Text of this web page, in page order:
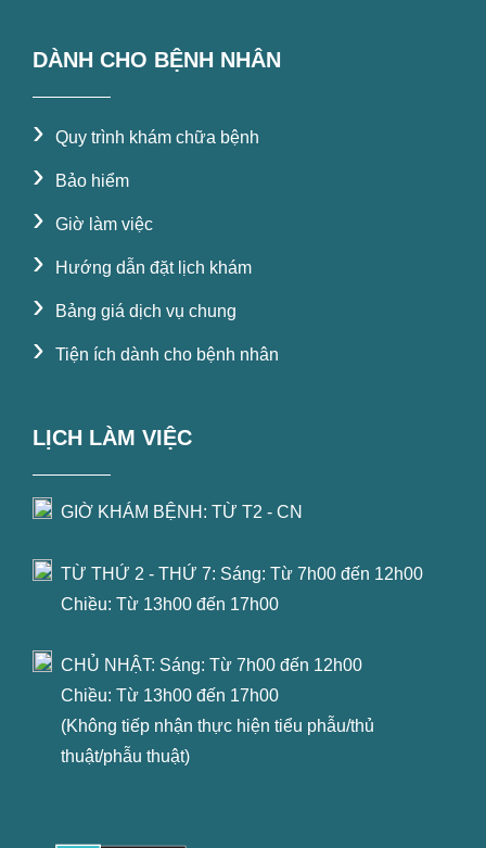
DÀNH CHO BỆNH NHÂN
› Quy trình khám chữa bệnh
› Bảo hiểm
› Giờ làm việc
› Hướng dẫn đặt lịch khám
› Bảng giá dịch vụ chung
› Tiện ích dành cho bệnh nhân
LỊCH LÀM VIỆC
GIỜ KHÁM BỆNH: TỪ T2 - CN
TỪ THỨ 2 - THỨ 7: Sáng: Từ 7h00 đến 12h00
Chiều: Từ 13h00 đến 17h00
CHỦ NHẬT: Sáng: Từ 7h00 đến 12h00
Chiều: Từ 13h00 đến 17h00
(Không tiếp nhận thực hiện tiểu phẫu/thủ
thuật/phẫu thuật)